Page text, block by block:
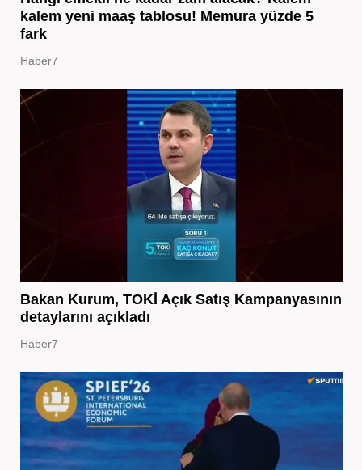
kalem yeni maaş tablosu! Memura yüzde 5
fark
Haber7
Bakan Kurum, TOKİ Açık Satış Kampanyasının
detaylarını açıkladı
Haber7